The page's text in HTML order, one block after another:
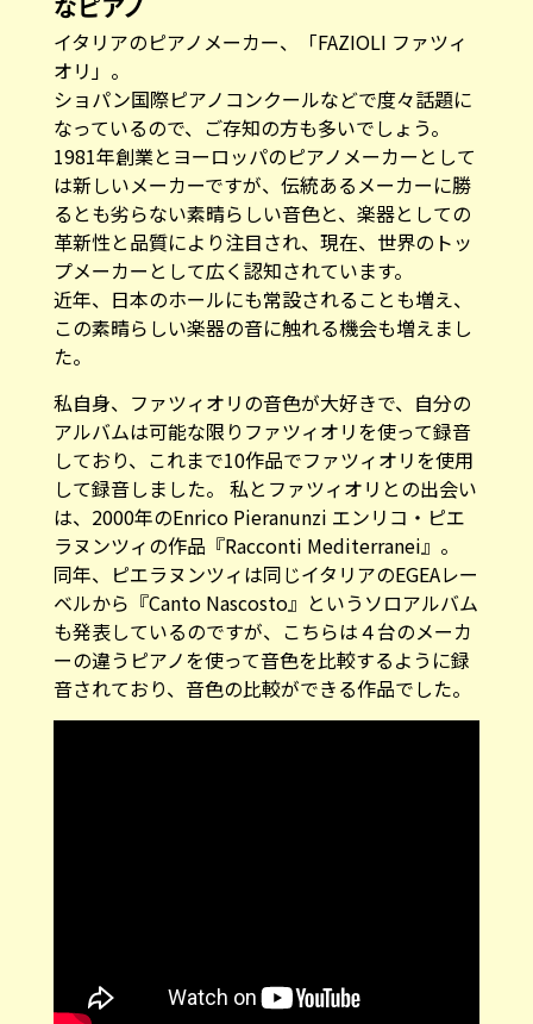
イタリアのピアノメーカー、「FAZIOLI ファツィ
オリ」。
ショパン国際ピアノコンクールなどで度々話題に
なっているので、ご存知の方も多いでしょう。
1981年創業とヨーロッパのピアノメーカーとして
は新しいメーカーですが、伝統あるメーカーに勝
るとも劣らない素晴らしい音色と、楽器としての
革新性と品質により注目され、現在、世界のトッ
プメーカーとして広く認知されています。
近年、日本のホールにも常設されることも増え、
この素晴らしい楽器の音に触れる機会も増えまし
た。
アルバムは可能な限りファツィオリを使って録音
しており、これまで10作品でファツィオリを使用
して録音しました。 私とファツィオリとの出会い
は、2000年のEnrico Pieranunzi エンリコ・ピエ
ラヌンツィの作品『Racconti Mediterranei』。
同年、ピエラヌンツィは同じイタリアのEGEAレー
ベルから『Canto Nascosto』というソロアルバム
も発表しているのですが、こちらは４台のメーカ
ーの違うピアノを使って音色を比較するように録
音されており、音色の比較ができる作品でした。